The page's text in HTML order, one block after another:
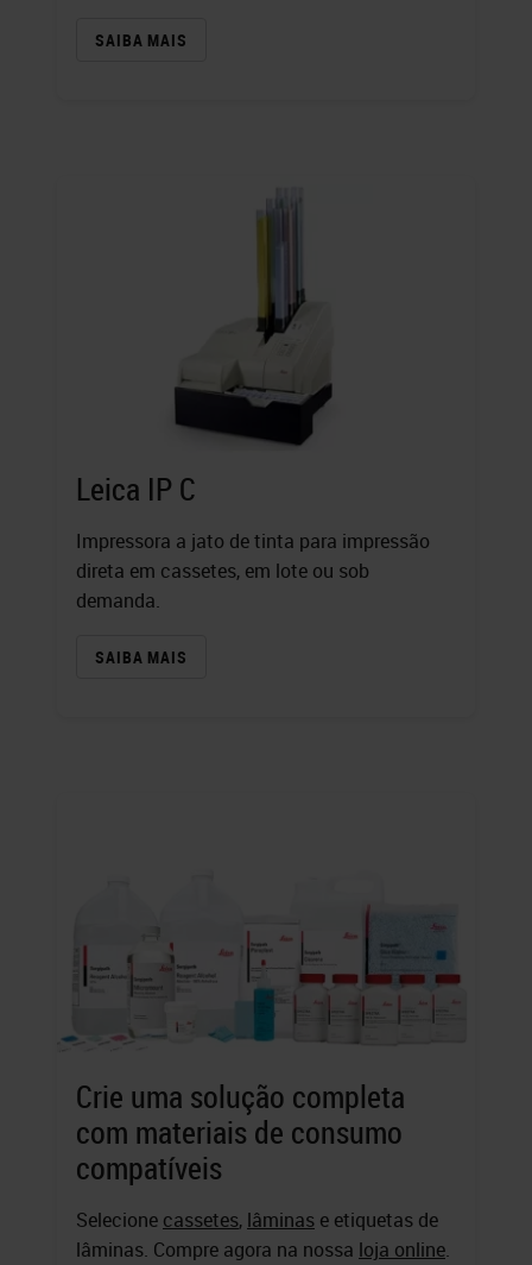
SAIBA MAIS
Leica IP C
Impressora a jato de tinta para impressão
direta em cassetes, em lote ou sob
demanda.
SAIBA MAIS
Crie uma solução completa
com materiais de consumo
compatíveis
Selecione cassetes, lâminas e etiquetas de
lâminas. Compre agora na nossa loja online.